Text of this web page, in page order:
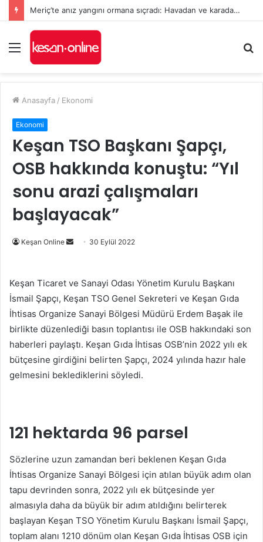
Meriç’te anız yangını ormana sıçradı: Havadan ve karadan müdahale sürüyor
Menü
...
Anasayfa / Ekonomi
Ekonomi
Keşan TSO Başkanı Şapçı,
OSB hakkında konuştu: “Yıl
sonu arazi çalışmaları
başlayacak”
Keşan Online
Bir
göndermek
30 Eylül 2022
Keşan Ticaret ve Sanayi Odası Yönetim Kurulu Başkanı
İsmail Şapçı, Keşan TSO Genel Sekreteri ve Keşan Gıda
İhtisas Organize Sanayi Bölgesi Müdürü Erdem Başak ile
birlikte düzenlediği basın toplantısı ile OSB hakkındaki son
haberleri paylaştı. Keşan Gıda İhtisas OSB’nin 2022 yılı ek
bütçesine girdiğini belirten Şapçı, 2024 yılında hazır hale
gelmesini beklediklerini söyledi.
121 hektarda 96 parsel
Sözlerine uzun zamandan beri beklenen Keşan Gıda
İhtisas Organize Sanayi Bölgesi için atılan büyük adım olan
tapu devrinden sonra, 2022 yılı ek bütçesinde yer
almasıyla daha da büyük bir adım atıldığını belirterek
başlayan Keşan TSO Yönetim Kurulu Başkanı İsmail Şapçı,
toplam alanı 1210 dönüm olan Keşan Gıda İhtisas OSB için